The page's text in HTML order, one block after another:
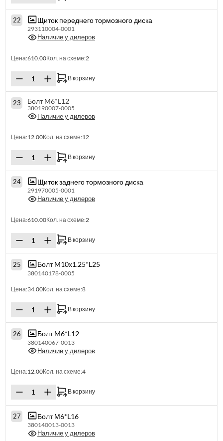
22 Щиток переднего тормозного диска
293110004-0001
Наличие у дилеров
Цена:610.00Кол. на схеме:2
В корзину
23 Болт M6*L12
380190007-0005
Наличие у дилеров
Цена:12.00Кол. на схеме:12
В корзину
24 Щиток заднего тормозного диска
291970005-0001
Наличие у дилеров
Цена:610.00Кол. на схеме:2
В корзину
25 Болт M10х1.25*L25
380140178-0005
Цена:34.00Кол. на схеме:8
В корзину
26 Болт M6*L12
380140067-0013
Наличие у дилеров
Цена:12.00Кол. на схеме:4
В корзину
27 Болт М6*L16
380140013-0013
Наличие у дилеров